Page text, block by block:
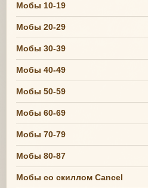
Мобы 10-19
Мобы 20-29
Мобы 30-39
Мобы 40-49
Мобы 50-59
Мобы 60-69
Мобы 70-79
Мобы 80-87
Мобы со скиллом Cancel